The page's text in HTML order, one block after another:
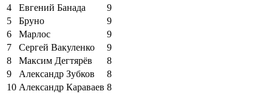
4
Евгений Банада
9
5
Бруно
9
6
Марлос
9
7
Сергей Вакуленко
9
8
Максим Дегтярёв
8
9
Александр Зубков
8
10 Александр Караваев 8